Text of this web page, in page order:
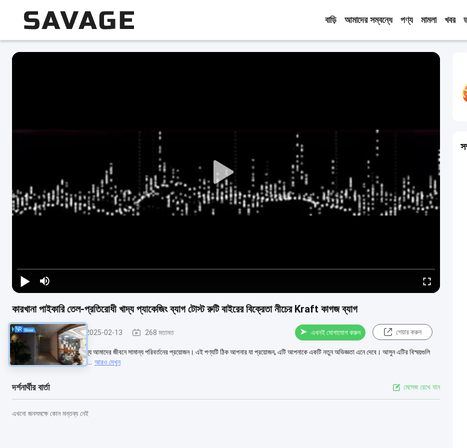
বাড়ি আমাদের সম্বন্ধে পণ্য মামলা খবর
কারখানা পাইকারি তেল-প্রতিরোধী খাদ্য প্যাকেজিং ব্যাগ টোস্ট রুটি বাইরের বিক্রেতা নীচের Kraft কাগজ ব্যাগ
হালকা ইস্পাত কিল 2025-02-13 268 মতামত এখনই যোগাযোগ করুন শেয়ার করুন
আমাদের জীবনকে উজ্জ্বল করার জন্য আমাদের জীবনে সামান্য পরিবর্তনের প্রয়োজন। এই পণ্যটি ঠিক আপনার যা প্রয়োজন, এটি আপনাকে একটি নতুন অভিজ্ঞতা এনে দেবে। আসুন এটির বিস্ময়গুলি
আবিষ্কার করি! এই পণ্যের সাহায্য...
আরও দেখুন
দর্শনার্থীর বার্তা মেসেজ রেখে যান
এখনো জনসমক্ষে কোন মন্তব্য নেই